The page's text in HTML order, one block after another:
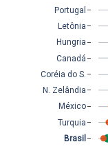
Brasil
Turquia
México
N. Zelândia
Coréia do S.
Canadá
Hungria
Letônia
Portugal